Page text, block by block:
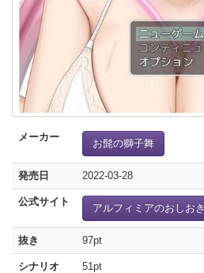
メーカー
お髭の獅子舞
発売日 2022-03-28
公式サイト
アルフィミアのおしおき
抜き 97pt
シナリオ 51pt